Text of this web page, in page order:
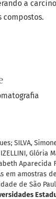
SILVA,
Glória
Aparecida
em amostras
de São
a
compostos.